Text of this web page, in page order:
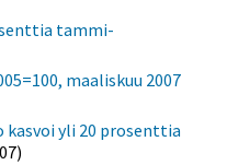
tammi-
maaliskuu 2007
yli 20 prosenttia